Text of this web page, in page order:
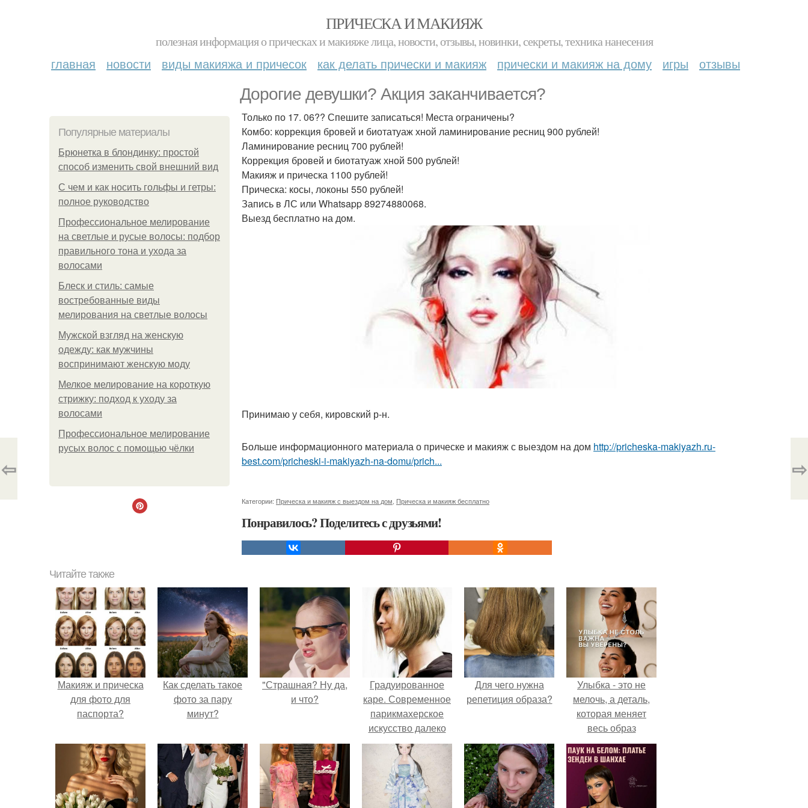
ПРИЧЕСКА И МАКИЯЖ
полезная информация о прическах и макияже лица, новости, отзывы, новинки, секреты, техника нанесения
главная новости виды макияжа и причесок как делать прически и макияж прически и макияж на дому игры отзывы
Дорогие девушки? Акция заканчивается?
Популярные материалы
Брюнетка в блондинку: простой
способ изменить свой внешний вид
С чем и как носить гольфы и гетры:
полное руководство
Профессиональное мелирование
на светлые и русые волосы: подбор
правильного тона и ухода за
волосами
Блеск и стиль: самые
востребованные виды
мелирования на светлые волосы
Мужской взгляд на женскую
одежду: как мужчины
воспринимают женскую моду
Мелкое мелирование на короткую
стрижку: подход к уходу за
волосами
Профессиональное мелирование
русых волос с помощью чёлки
Только по 17. 06?? Спешите записаться! Места ограничены?
Комбо: коррекция бровей и биотатуаж хной ламинирование ресниц 900 рублей!
Ламинирование ресниц 700 рублей!
Коррекция бровей и биотатуаж хной 500 рублей!
Макияж и прическа 1100 рублей!
Прическа: косы, локоны 550 рублей!
Запись в ЛС или Whatsapp 89274880068.
Выезд бесплатно на дом.
Принимаю у себя, кировский р-н.
Больше информационного материала о прическе и макияж с выездом на дом http://pricheska-makiyazh.ru-
best.com/pricheski-i-makiyazh-na-domu/prich...
Категории: Прическа и макияж с выездом на дом Прическа и макияж бесплатно
Понравилось? Поделитесь с друзьями!
⇦ ⇨
Читайте также
Макияж и прическа
для фото для
паспорта?
Как сделать такое
фото за пару
минут?
"Страшная? Ну да,
и что?
Градуированное
каре. Современное
парикмахерское
искусство далеко
вперед шагнуло.
Для чего нужна
репетиция образа?
Улыбка - это не
мелочь, а деталь,
которая меняет
весь образ
человека.